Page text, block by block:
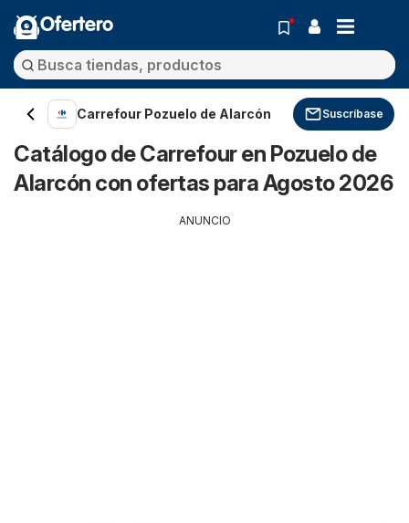
Ofertero
Carrefour Pozuelo de Alarcón Suscríbase
Catálogo de Carrefour en Pozuelo de
Alarcón con ofertas para Agosto 2026
ANUNCIO